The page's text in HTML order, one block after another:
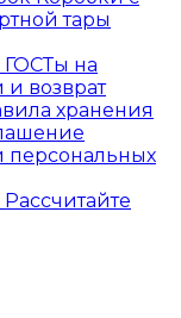
тары
ГОСТы на
и возврат
хранения
персональных
Рассчитайте